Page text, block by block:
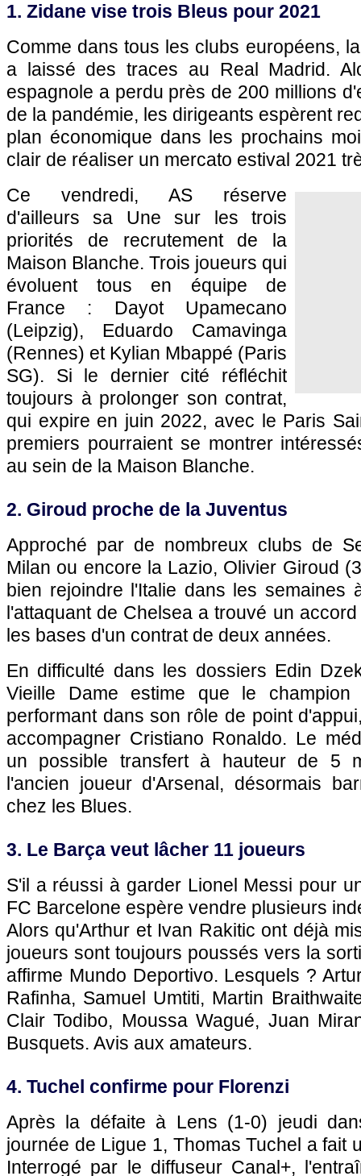
1. Zidane vise trois Bleus pour 2021
Comme dans tous les clubs européens,
a laissé des traces au Real Madrid.
espagnole a perdu près de 200 millions
de la pandémie, les dirigeants espèrent
plan économique dans les prochains
clair de réaliser un mercato estival 2021
Ce vendredi, AS réserve
d'ailleurs sa Une sur les trois
priorités de recrutement de la
Maison Blanche. Trois joueurs qui
évoluent tous en équipe de
France : Dayot Upamecano
(Leipzig), Eduardo Camavinga
(Rennes) et Kylian Mbappé (Paris
SG). Si le dernier cité réfléchit
toujours à prolonger son contrat,
qui expire en juin 2022, avec le Paris
premiers pourraient se montrer
au sein de la Maison Blanche.
2. Giroud proche de la Juventus
Approché par de nombreux clubs de
Milan ou encore la Lazio, Olivier Giroud
bien rejoindre l'Italie dans les semaines
l'attaquant de Chelsea a trouvé un
les bases d'un contrat de deux années.
En difficulté dans les dossiers Edin
Vieille Dame estime que le champion
performant dans son rôle de point
accompagner Cristiano Ronaldo. Le
un possible transfert à hauteur de 5
l'ancien joueur d'Arsenal, désormais
chez les Blues.
3. Le Barça veut lâcher 11 joueurs
S'il a réussi à garder Lionel Messi pour
FC Barcelone espère vendre plusieurs
Alors qu'Arthur et Ivan Rakitic ont déjà
joueurs sont toujours poussés vers la
affirme Mundo Deportivo. Lesquels ?
Rafinha, Samuel Umtiti, Martin
Clair Todibo, Moussa Wagué, Juan
Busquets. Avis aux amateurs.
4. Tuchel confirme pour Florenzi
Après la défaite à Lens (1-0) jeudi
journée de Ligue 1, Thomas Tuchel a fait
Interrogé par le diffuseur Canal+,